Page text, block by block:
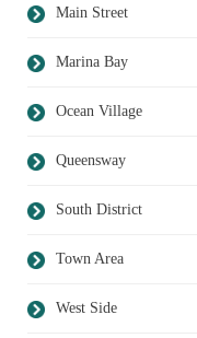
Main Street
Marina Bay
Ocean Village
Queensway
South District
Town Area
West Side